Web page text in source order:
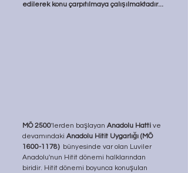
edilerek konu çarpıtılmaya çalışılmaktadır...
MÖ 2500'lerden başlayan Anadolu Hatti ve
devamındaki Anadolu Hitit Uygarlığı (MÖ
1600-1178)
  bünyesinde var olan Luviler
Anadolu'nun Hitit dönemi halklarından
biridir. Hitit dönemi boyunca konuşulan